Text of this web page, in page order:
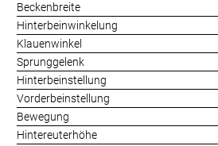
Beckenbreite
Hinterbeinwinkelung
Klauenwinkel
Sprunggelenk
Hinterbeinstellung
Vorderbeinstellung
Bewegung
Hintereuterhöhe